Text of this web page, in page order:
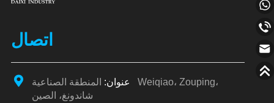
اتصال
عنوان: المنطقة الصناعية Weiqiao، Zouping،
شاندونغ، الصين